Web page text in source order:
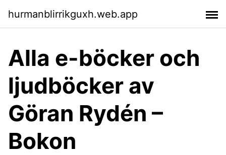
hurmanblirrikguxh.web.app
Alla e-böcker och
ljudböcker av
Göran Rydén –
Bokon